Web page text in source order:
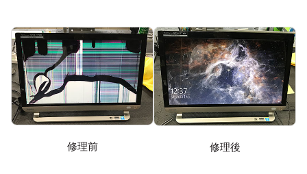
修理前 修理後